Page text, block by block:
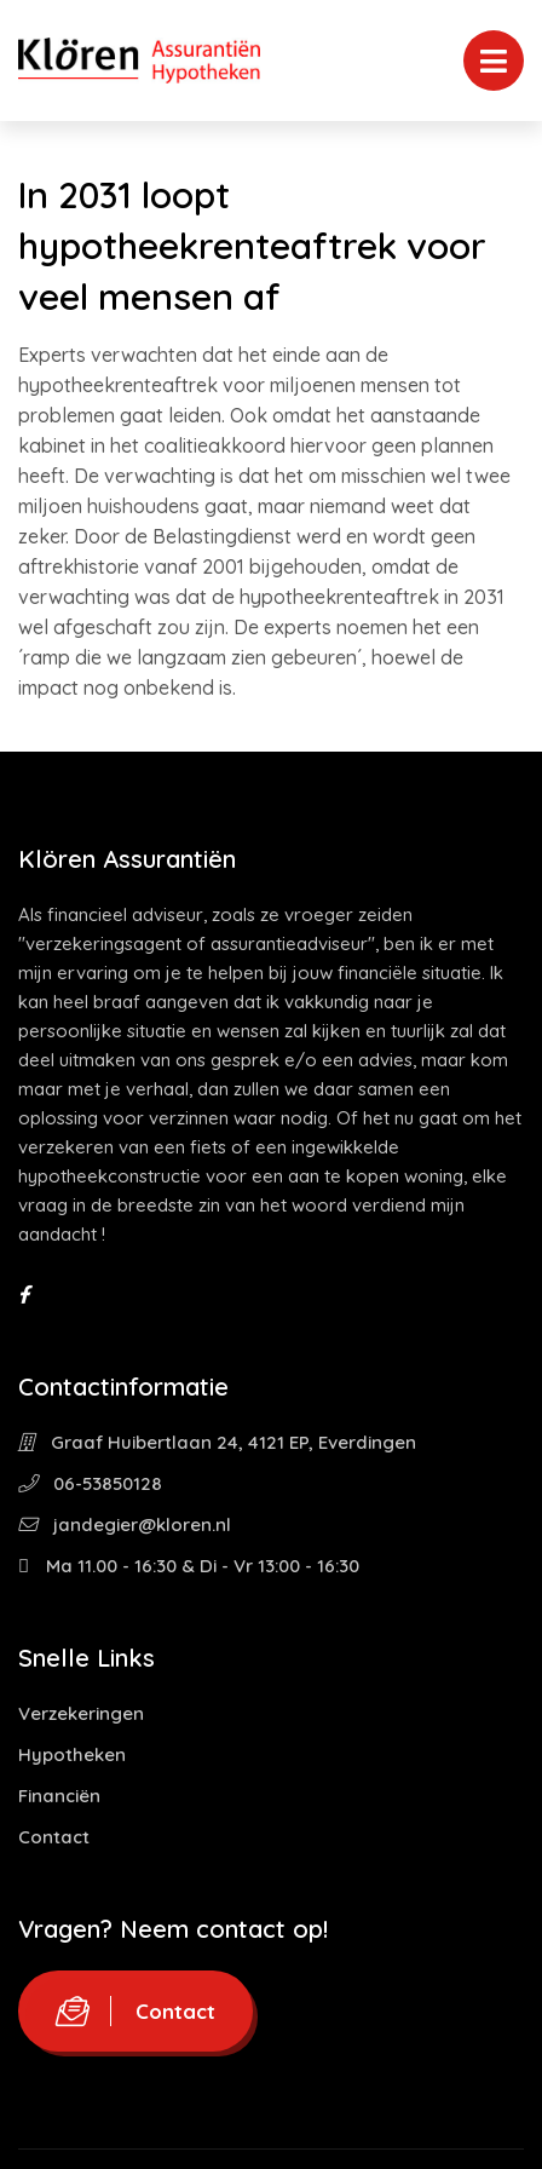
In 2031 loopt
hypotheekrenteaftrek voor
veel mensen af
Experts verwachten dat het einde aan de
hypotheekrenteaftrek voor miljoenen mensen tot
problemen gaat leiden. Ook omdat het aanstaande
kabinet in het coalitieakkoord hiervoor geen plannen
heeft. De verwachting is dat het om misschien wel twee
miljoen huishoudens gaat, maar niemand weet dat
zeker. Door de Belastingdienst werd en wordt geen
aftrekhistorie vanaf 2001 bijgehouden, omdat de
verwachting was dat de hypotheekrenteaftrek in 2031
wel afgeschaft zou zijn. De experts noemen het een
´ramp die we langzaam zien gebeuren´, hoewel de
impact nog onbekend is.
Klören Assurantiën
Als financieel adviseur, zoals ze vroeger zeiden
"verzekeringsagent of assurantieadviseur", ben ik er met
mijn ervaring om je te helpen bij jouw financiële situatie. Ik
kan heel braaf aangeven dat ik vakkundig naar je
persoonlijke situatie en wensen zal kijken en tuurlijk zal dat
deel uitmaken van ons gesprek e/o een advies, maar kom
maar met je verhaal, dan zullen we daar samen een
oplossing voor verzinnen waar nodig. Of het nu gaat om het
verzekeren van een fiets of een ingewikkelde
hypotheekconstructie voor een aan te kopen woning, elke
vraag in de breedste zin van het woord verdiend mijn
aandacht !
Contactinformatie
Graaf Huibertlaan 24, 4121 EP, Everdingen
06-53850128
jandegier@kloren.nl
Ma 11.00 - 16:30 & Di - Vr 13:00 - 16:30
Snelle Links
Verzekeringen
Hypotheken
Financiën
Contact
Vragen? Neem contact op!
Contact